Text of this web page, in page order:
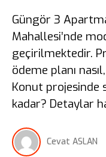
Güngör 3
Mahallesi’nde
geçirilmektedir.
ödeme planı
Konut projesinde
kadar? Detaylar
Cevat ASLAN